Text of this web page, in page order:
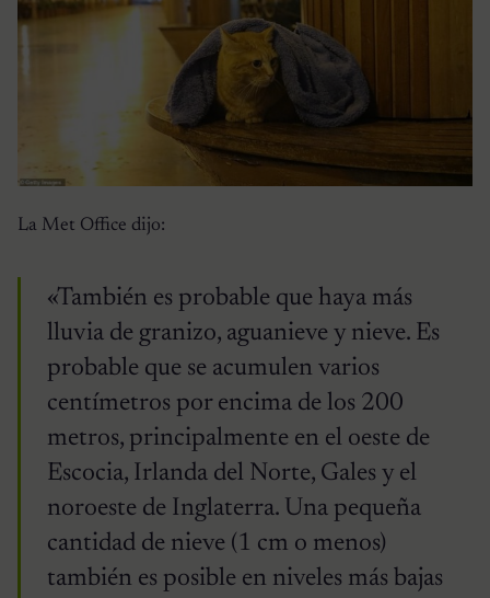
La Met Office dijo:
«También es probable que haya más
lluvia de granizo, aguanieve y nieve. Es
probable que se acumulen varios
centímetros por encima de los 200
metros, principalmente en el oeste de
Escocia, Irlanda del Norte, Gales y el
noroeste de Inglaterra. Una pequeña
cantidad de nieve (1 cm o menos)
también es posible en niveles más bajas